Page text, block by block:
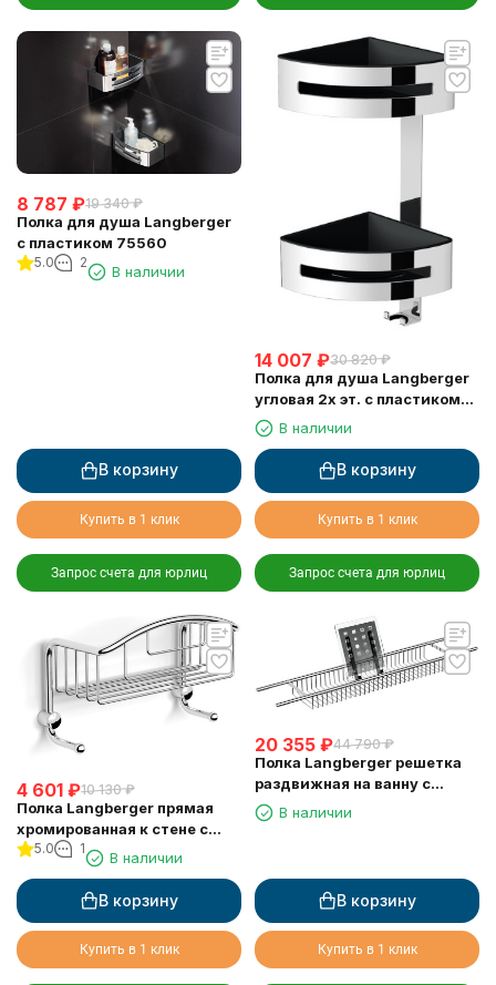
8 787 ₽19 340 ₽
Полка для душа Langberger
с пластиком 75560
5.0 2
В наличии
В корзину
Купить в 1 клик
Запрос счета для юрлиц
14 007 ₽30 820 ₽
Полка для душа Langberger
угловая 2х эт. с пластиком
75862В наличии
В корзину
Купить в 1 клик
Запрос счета для юрлиц
4 601 ₽10 130 ₽
Полка Langberger прямая
хромированная к стене с
двумя крючками
одноэтажная 10860M
5.0 1
В наличии
В корзину
Купить в 1 клик
20 355 ₽44 790 ₽
Полка Langberger решетка
раздвижная на ванну с
резиновыми протекторами
79260
В наличии
В корзину
Купить в 1 клик